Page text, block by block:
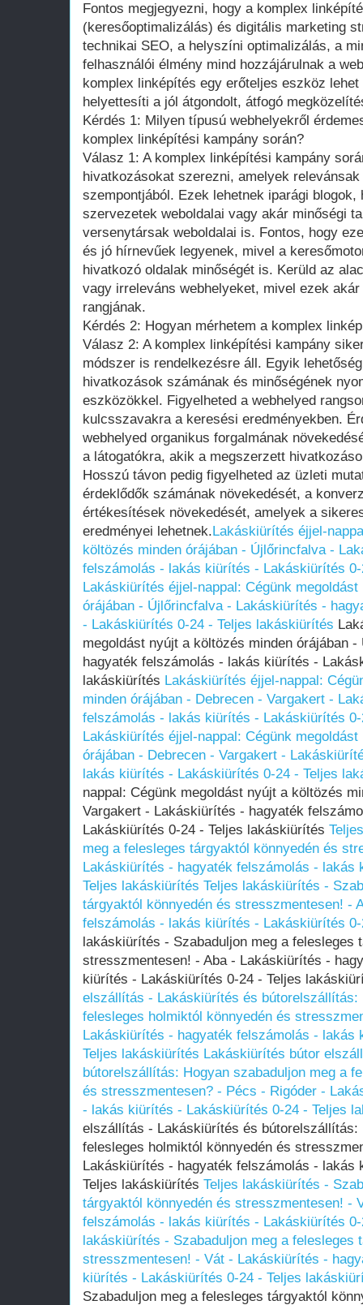
Fontos megjegyezni, hogy a komplex
(keresőoptimalizálás) és digitális marketing
technikai SEO, a helyszíni optimalizálás, a
felhasználói élmény mind hozzájárulnak a
komplex linképítés egy erőteljes eszköz
helyettesíti a jól átgondolt, átfogó
Kérdés 1: Milyen típusú webhelyekről
komplex linképítési kampány során?
Válasz 1: A komplex linképítési kampány
hivatkozásokat szerezni, amelyek
szempontjából. Ezek lehetnek iparági
szervezetek weboldalai vagy akár minőségi
versenytársak weboldalai is. Fontos, hogy
és jó hírnevűek legyenek, mivel a
hivatkozó oldalak minőségét is. Kerüld az
vagy irreleváns webhelyeket, mivel ezek
rangjának.
Kérdés 2: Hogyan mérhetem a komplex
Válasz 2: A komplex linképítési kampány
módszer is rendelkezésre áll. Egyik
hivatkozások számának és minőségének
eszközökkel. Figyelheted a webhelyed
kulcsszavakra a keresési eredményekben.
webhelyed organikus forgalmának
a látogatókra, akik a megszerzett
Hosszú távon pedig figyelheted az üzleti
érdeklődők számának növekedését, a
értékesítések növekedését, amelyek a
eredményei lehetnek.Lakáskiürítés éjjel-
költözés minden órájában - Újlőrincfalva -
felszámolás - lakás kiürítés - Lakáskiürítés
Lakáskiürítés éjjel-nappal: Cégünk
órájában - Újlőrincfalva - Lakáskiürítés -
- Lakáskiürítés 0-24 - Teljes lakáskiürítés
megoldást nyújt a költözés minden órájában
hagyaték felszámolás - lakás kiürítés -
lakáskiürítés Lakáskiürítés éjjel-nappal:
minden órájában - Debrecen - Vargakert -
felszámolás - lakás kiürítés - Lakáskiürítés
Lakáskiürítés éjjel-nappal: Cégünk
órájában - Debrecen - Vargakert -
lakás kiürítés - Lakáskiürítés 0-24 - Teljes
nappal: Cégünk megoldást nyújt a költözés
Vargakert - Lakáskiürítés - hagyaték
Lakáskiürítés 0-24 - Teljes lakáskiürítés
meg a felesleges tárgyaktól könnyedén és
Lakáskiürítés - hagyaték felszámolás -
Teljes lakáskiürítés Teljes lakáskiürítés -
tárgyaktól könnyedén és stresszmentesen! -
felszámolás - lakás kiürítés - Lakáskiürítés
lakáskiürítés - Szabaduljon meg a felesleges
stresszmentesen! - Aba - Lakáskiürítés -
kiürítés - Lakáskiürítés 0-24 - Teljes
elszállítás - Lakáskiürítés és bútorelszállítás:
felesleges holmiktól könnyedén és
Lakáskiürítés - hagyaték felszámolás -
Teljes lakáskiürítés Lakáskiürítés bútor
bútorelszállítás: Hogyan szabaduljon meg a
és stresszmentesen? - Pécs - Rigóder -
- lakás kiürítés - Lakáskiürítés 0-24 - Teljes
elszállítás - Lakáskiürítés és bútorelszállítás:
felesleges holmiktól könnyedén és
Lakáskiürítés - hagyaték felszámolás -
Teljes lakáskiürítés Teljes lakáskiürítés -
tárgyaktól könnyedén és stresszmentesen! -
felszámolás - lakás kiürítés - Lakáskiürítés
lakáskiürítés - Szabaduljon meg a felesleges
stresszmentesen! - Vát - Lakáskiürítés -
kiürítés - Lakáskiürítés 0-24 - Teljes
Szabaduljon meg a felesleges tárgyaktól